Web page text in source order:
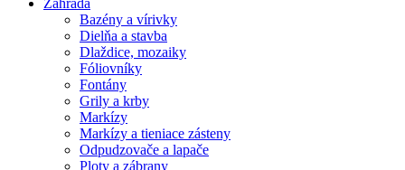
Bazény a vírivky
Dielňa a stavba
Dlaždice, mozaiky
Fóliovníky
Fontány
Grily a krby
Markízy
Markízy a tieniace zásteny
Odpudzovače a lapače
Ploty a zábrany